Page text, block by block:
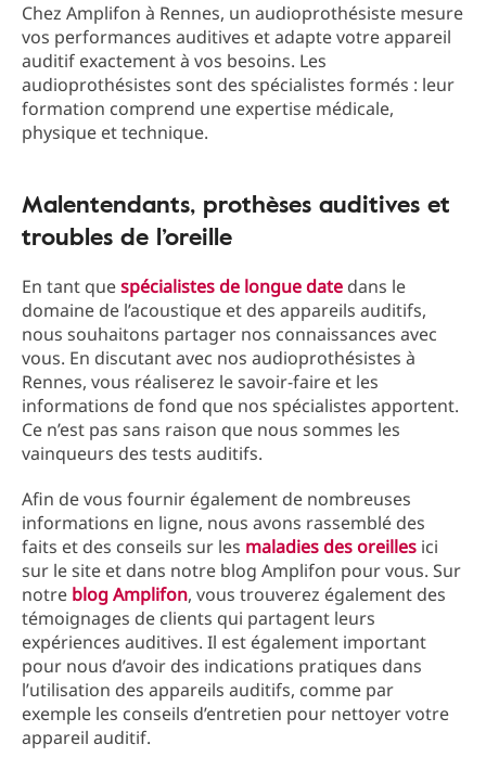
Chez Amplifon à Rennes, un audioprothésiste mesure
vos performances auditives et adapte votre appareil
auditif exactement à vos besoins. Les
audioprothésistes sont des spécialistes formés : leur
formation comprend une expertise médicale,
physique et technique.
Malentendants, prothèses auditives et
troubles de l’oreille
En tant quespécialistes de longue date dans le
domaine de l’acoustique et des appareils auditifs,
nous souhaitons partager nos connaissances avec
vous. En discutant avec nos audioprothésistes à
Rennes, vous réaliserez le savoir-faire et les
informations de fond que nos spécialistes apportent.
Ce n’est pas sans raison que nous sommes les
vainqueurs des tests auditifs.
Afin de vous fournir également de nombreuses
informations en ligne, nous avons rassemblé des
faits et des conseils sur les maladies des oreilles ici
sur le site et dans notre blog Amplifon pour vous. Sur
notre blog Amplifon, vous trouverez également des
témoignages de clients qui partagent leurs
expériences auditives. Il est également important
pour nous d’avoir des indications pratiques dans
l’utilisation des appareils auditifs, comme par
exemple les conseils d’entretien pour nettoyer votre
appareil auditif.